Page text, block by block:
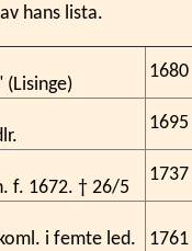
hans lista.
1680
1695
f. 1672. † 26/5
1737
i femte led.
1761